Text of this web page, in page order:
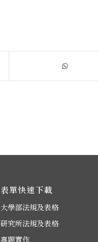
表單快速下載
大學部法規及表格
研究所法規及表格
專題實作